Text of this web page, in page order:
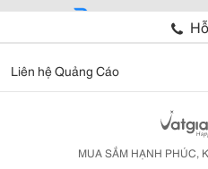
Liên hệ Quảng Cáo
MUA SẮM HẠNH PHÚC,